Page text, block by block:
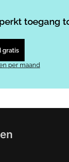
toegang
gratis
per maand